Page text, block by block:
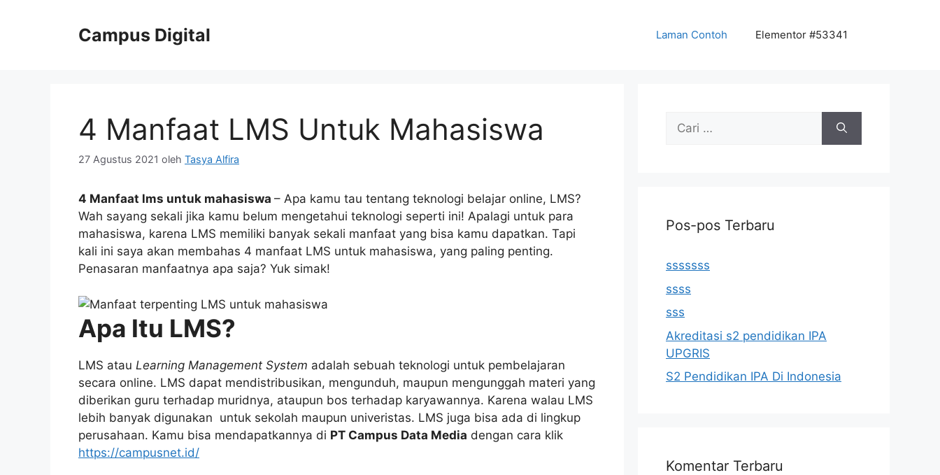
Campus Digital Laman Contoh Elementor #53341
4 Manfaat LMS Untuk Mahasiswa
27 Agustus 2021 oleh Tasya Alfira
4 Manfaat lms untuk mahasiswa – Apa kamu tau tentang teknologi belajar online, LMS?
Wah sayang sekali jika kamu belum mengetahui teknologi seperti ini! Apalagi untuk para
mahasiswa, karena LMS memiliki banyak sekali manfaat yang bisa kamu dapatkan. Tapi
kali ini saya akan membahas 4 manfaat LMS untuk mahasiswa, yang paling penting.
Penasaran manfaatnya apa saja? Yuk simak!
Apa Itu LMS?
LMS atau Learning Management System adalah sebuah teknologi untuk pembelajaran
secara online. LMS dapat mendistribusikan, mengunduh, maupun mengunggah materi yang
diberikan guru terhadap muridnya, ataupun bos terhadap karyawannya. Karena walau LMS
lebih banyak digunakan untuk sekolah maupun univeristas. LMS juga bisa ada di lingkup
perusahaan. Kamu bisa mendapatkannya di PT Campus Data Media dengan cara klik
https://campusnet.id/
Cari
Pos-pos Terbaru
sssssss
ssss
sss
Akreditasi s2 pendidikan IPA
UPGRIS
S2 Pendidikan IPA Di Indonesia
Komentar Terbaru